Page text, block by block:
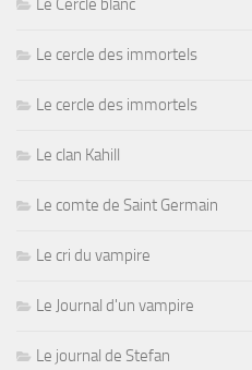
Le Cercle blanc
Le cercle des immortels
Le cercle des immortels
Le clan Kahill
Le comte de Saint Germain
Le cri du vampire
Le Journal d'un vampire
Le journal de Stefan